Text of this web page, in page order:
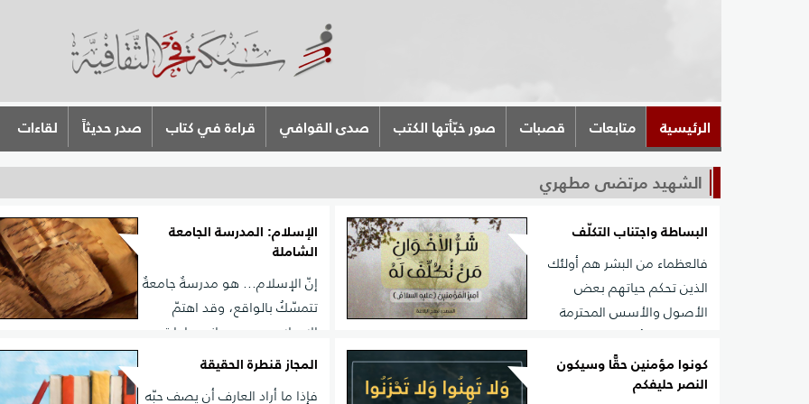
الرئيسية متابعات قصبات صور خبّأتها الكتب صدى القوافي قراءة في كتاب صدر حديثاً لقاءات
الشهيد مرتضى مطهري
البساطة واجتناب التكلّف
فالعظماء من البشر هم أولئك
الذين تحكم حياتهم بعض
الأصول والأسس المحترمة
لديهم، وفرقٌ كبير بين تلك الأصول وبين القيود والعادات الفارغة
والأمور المتكلّفة التي تظهر بين الناس والتي تجعل حياتهم صعبة
لا تُطاق.
الإسلام: المدرسة الجامعة
الشاملة
إنّ الإسلام... هو مدرسةٌ جامعةٌ
تتمسّكُ بالواقع، وقد اهتمّ
الإسلام بجميع جوانب حاجات
الإنسان الدنيويّة أو الأخرويّة، الجسميّة أو الروحيّة، العقليّة
أو العاطفيّة، الفرديّة أو الاجتماعيّة.
كونوا مؤمنين حقًّا وسيكون
النصر حليفكم
المجاز قنطرة الحقيقة
فإذا ما أراد العارف أن يصف حبّه